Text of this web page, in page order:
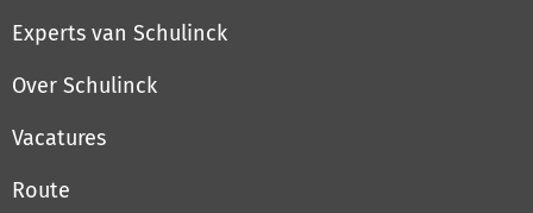
Experts van Schulinck
Over Schulinck
Vacatures
Route